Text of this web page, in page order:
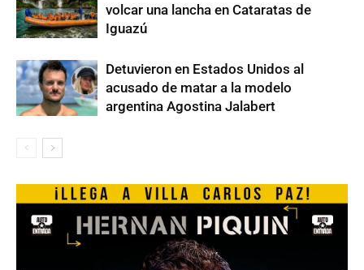
volcar una lancha en Cataratas de
Iguazú
Detuvieron en Estados Unidos al
acusado de matar a la modelo
argentina Agostina Jalabert